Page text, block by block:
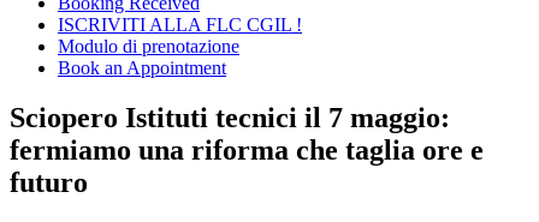
ISCRIVITI ALLA FLC CGIL !
Modulo di prenotazione
Book an Appointment
Sciopero Istituti tecnici il 7 maggio:
fermiamo una riforma che taglia ore e
futuro